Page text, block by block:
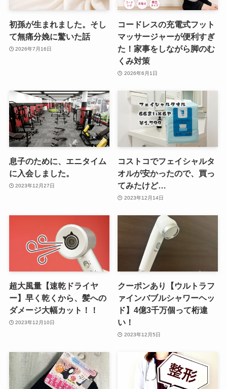
初孫が生まれました。そし
て無痛分娩に驚いた話
2026年7月16日
コードレスの充電式フット
マッサージャーが便利すぎ
た！家事をしながら脚のむ
くみ対策
2026年6月1日
息子のために、エニタイム
に入会しました。
2023年12月27日
コストコでフェイシャルタ
オルが安かったので、買っ
てみたけど…
2023年12月14日
超大風量【速乾ドライヤ
ー】早く乾くから、髪への
ダメージ大幅カット！！
2023年12月10日
クーポンあり【ウルトラフ
ァインバブルシャワーヘッ
ド】4億3千万個って桁違
い！
2023年12月5日